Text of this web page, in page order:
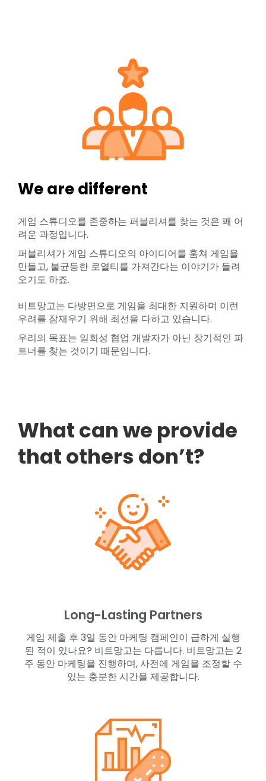
We are different
게임 스튜디오를 존중하는 퍼블리셔를 찾는 것은 꽤 어
려운 과정입니다.
퍼블리셔가 게임 스튜디오의 아이디어를 훔쳐 게임을
만들고, 불균등한 로열티를 가져간다는 이야기가 들려
오기도 하죠.
비트망고는 다방면으로 게임을 최대한 지원하며 이런
우려를 잠재우기 위해 최선을 다하고 있습니다.
우리의 목표는 일회성 협업 개발자가 아닌 장기적인 파
트너를 찾는 것이기 때문입니다.
What can we provide
that others don’t?
Long-Lasting Partners
게임 제출 후 3일 동안 마케팅 캠페인이 급하게 실행
된 적이 있나요? 비트망고는 다릅니다. 비트망고는 2
주 동안 마케팅을 진행하며, 사전에 게임을 조정할 수
있는 충분한 시간을 제공합니다.